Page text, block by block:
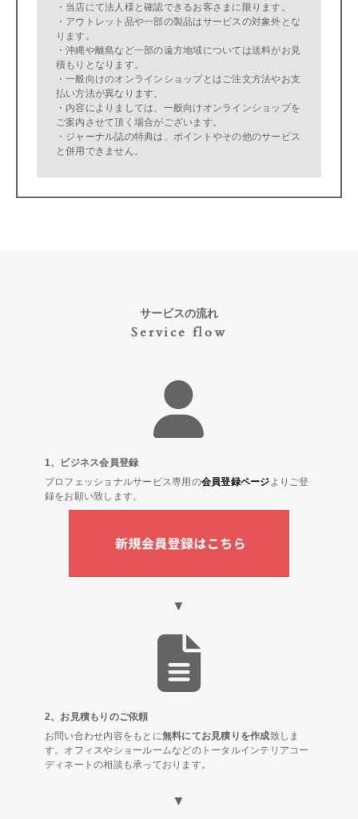
・当店にて法人様と確認できるお客さまに限ります。
・アウトレット品や一部の製品はサービスの対象外とな
ります。
・沖縄や離島など一部の遠方地域については送料がお見
積もりとなります。
・一般向けのオンラインショップとはご注文方法やお支
払い方法が異なります。
・内容によりましては、一般向けオンラインショップを
ご案内させて頂く場合がございます。
・ジャーナル誌の特典は、ポイントやその他のサービス
と併用できません。
サービスの流れ
Service flow
1、ビジネス会員登録
プロフェッショナルサービス専用の会員登録ページよりご登
録をお願い致します。
▼
2、お見積もりのご依頼
お問い合わせ内容をもとに無料にてお見積りを作成致しま
す。オフィスやショールームなどのトータルインテリアコー
ディネートの相談も承っております。
▼